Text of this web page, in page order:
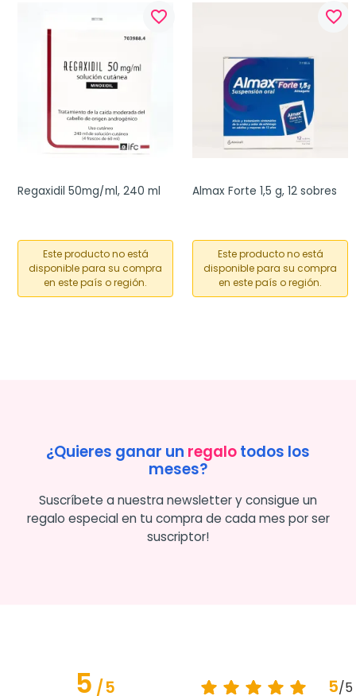
favorite_border
Regaxidil 50mg/ml, 240 ml
Este producto no está
disponible para su compra
en este país o región.
favorite_border
Almax Forte 1,5 g, 12 sobres
Este producto no está
disponible para su compra
en este país o región.
¿Quieres ganar un regalotodos los
meses?
Suscríbete a nuestra newsletter y consigue un
regalo especial en tu compra de cada mes por ser
suscriptor!
5/5 5/5